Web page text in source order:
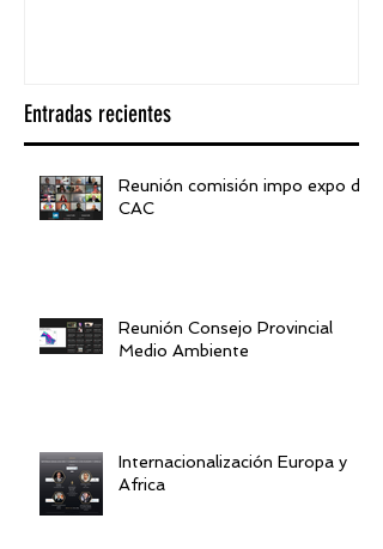
Entradas recientes
Reunión comisión impo expo de
CAC
Reunión Consejo Provincial
Medio Ambiente
Internacionalización Europa y
Africa